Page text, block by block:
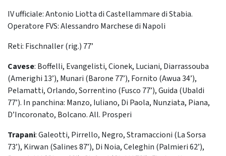
IV ufficiale: Antonio Liotta di Castellammare di Stabia.
Operatore FVS: Alessandro Marchese di Napoli
Reti: Fischnaller (rig.) 77’
Cavese: Boffelli, Evangelisti, Cionek, Luciani, Diarrassouba
(Amerighi 13’), Munari (Barone 77’), Fornito (Awua 34’),
Pelamatti, Orlando, Sorrentino (Fusco 77’), Guida (Ubaldi
77’). In panchina: Manzo, Iuliano, Di Paola, Nunziata, Piana,
D’Incoronato, Bolcano. All. Prosperi
Trapani: Galeotti, Pirrello, Negro, Stramaccioni (La Sorsa
73’), Kirwan (Salines 87’), Di Noia, Celeghin (Palmieri 62’),